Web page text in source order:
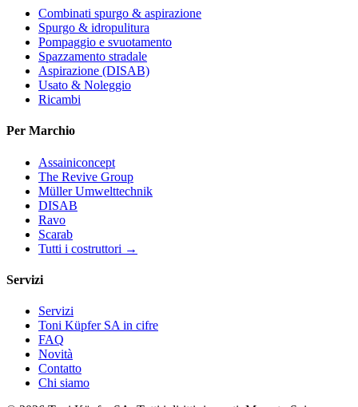
Combinati spurgo & aspirazione
Spurgo & idropulitura
Pompaggio e svuotamento
Spazzamento stradale
Aspirazione (DISAB)
Usato & Noleggio
Ricambi
Per Marchio
Assainiconcept
The Revive Group
Müller Umwelttechnik
DISAB
Ravo
Scarab
Tutti i costruttori →
Servizi
Servizi
Toni Küpfer SA in cifre
FAQ
Novità
Contatto
Chi siamo